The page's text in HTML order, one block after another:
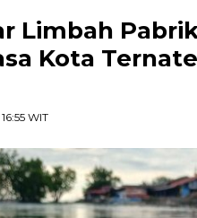
Limbah
Kota Ternate
WIT